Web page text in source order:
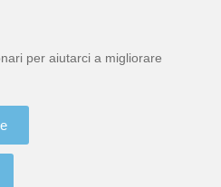
per aiutarci a migliorare